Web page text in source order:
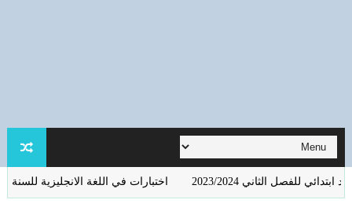
الثاني 2023/2024 اختبارات في اللغة الانجليزية للسنة الرابعة